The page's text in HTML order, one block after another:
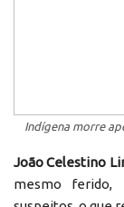
Indígena morre
João Celestino
mesmo